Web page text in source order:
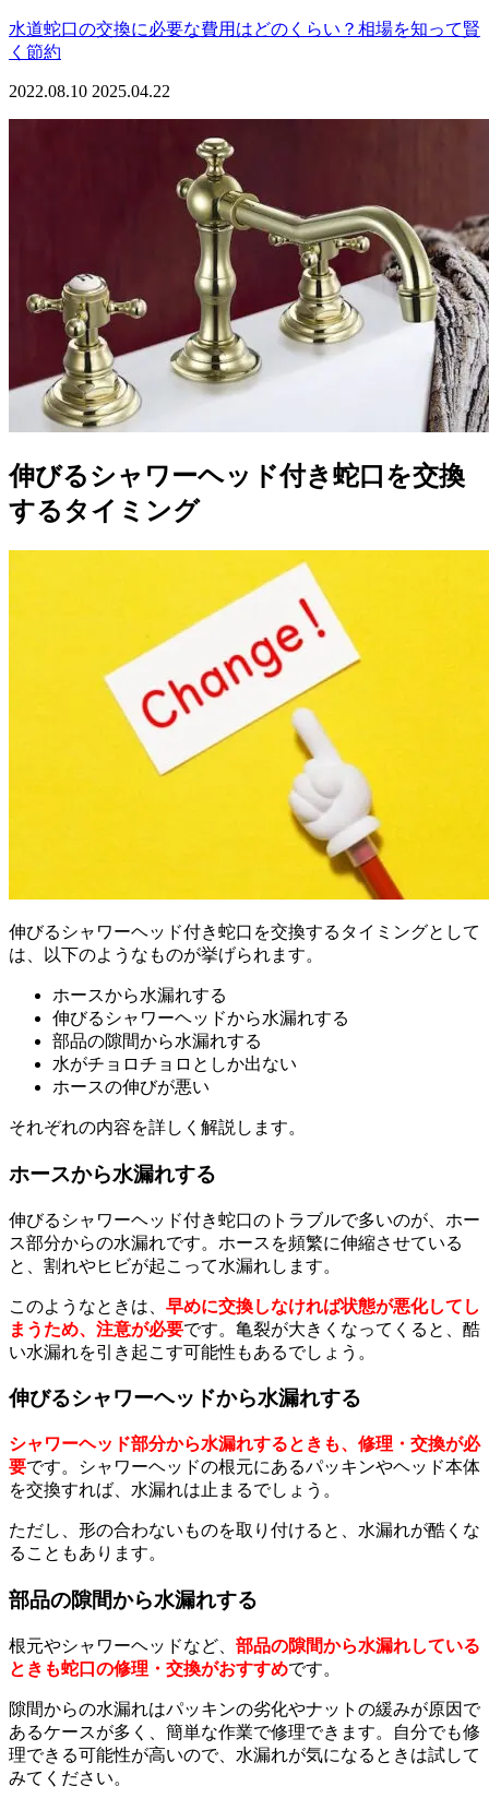
水道蛇口の交換に必要な費用はどのくらい？相場を知って賢
く節約
2022.08.10 2025.04.22
伸びるシャワーヘッド付き蛇口を交換
するタイミング
伸びるシャワーヘッド付き蛇口を交換するタイミングとして
は、以下のようなものが挙げられます。
ホースから水漏れする
伸びるシャワーヘッドから水漏れする
部品の隙間から水漏れする
水がチョロチョロとしか出ない
ホースの伸びが悪い
それぞれの内容を詳しく解説します。
ホースから水漏れする
伸びるシャワーヘッド付き蛇口のトラブルで多いのが、ホー
ス部分からの水漏れです。ホースを頻繁に伸縮させている
と、割れやヒビが起こって水漏れします。
このようなときは、 早めに交換しなければ状態が悪化してし
まうため、注意が必要です。亀裂が大きくなってくると、酷
い水漏れを引き起こす可能性もあるでしょう。
伸びるシャワーヘッドから水漏れする
シャワーヘッド部分から水漏れするときも、修理・交換が必
要です。シャワーヘッドの根元にあるパッキンやヘッド本体
を交換すれば、水漏れは止まるでしょう。
ただし、形の合わないものを取り付けると、水漏れが酷くな
ることもあります。
部品の隙間から水漏れする
根元やシャワーヘッドなど、 部品の隙間から水漏れしている
ときも蛇口の修理・交換がおすすめです。
隙間からの水漏れはパッキンの劣化やナットの緩みが原因で
あるケースが多く、簡単な作業で修理できます。自分でも修
理できる可能性が高いので、水漏れが気になるときは試して
みてください。